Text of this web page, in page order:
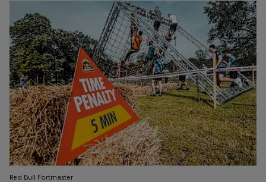
Red Bull Fortmaster